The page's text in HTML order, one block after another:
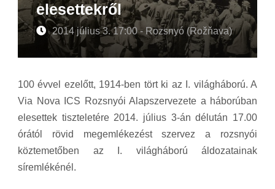
elesettekről
2014 július 3. 17:00 - Rozsnyó (Rožňava)
100 évvel ezelőtt, 1914-ben tört ki az I. világháború. A
Via Nova ICS Rozsnyói Alapszervezete a háborúban
elesettek tiszteletére 2014. július 3-án délután 17.00
órától rövid megemlékezést szervez a rozsnyói
köztemetőben az I. világháború áldozatainak
síremlékénél.